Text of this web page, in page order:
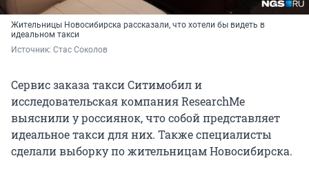
Жительницы Новосибирска рассказали, что хотели бы видеть в
идеальном такси
Источник: Стас Соколов
Сервис заказа такси Ситимобил и
исследовательская компания ResearchMe
выяснили у россиянок, что собой представляет
идеальное такси для них. Также специалисты
сделали выборку по жительницам Новосибирска.